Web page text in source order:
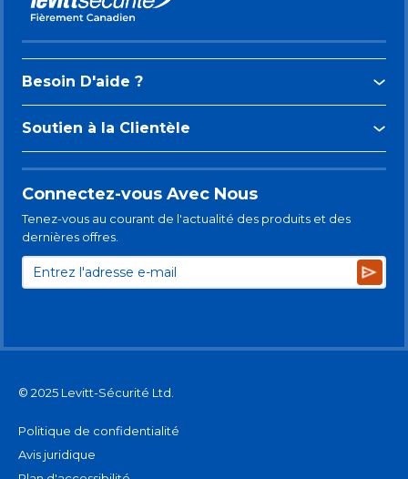
Besoin D'aide ?
Soutien à la Clientèle
Connectez-vous Avec Nous
Tenez-vous au courant de l'actualité des produits et des
dernières offres.
© 2025 Levitt-Sécurité Ltd.
Politique de confidentialité
Avis juridique